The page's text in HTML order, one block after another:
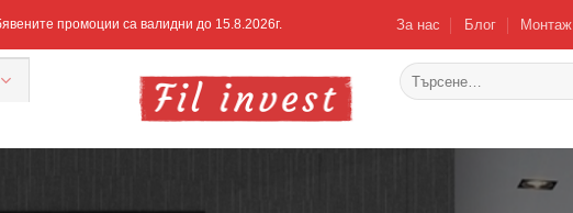
промоции са валидни до 15.8.2026г. За нас Блог Монтаж
Търсене
за: